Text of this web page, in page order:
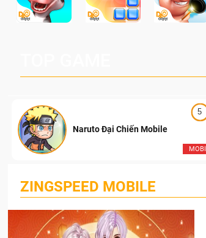
5
MOBI
Naruto Đại Chiến Mobile
ZINGSPEED MOBILE